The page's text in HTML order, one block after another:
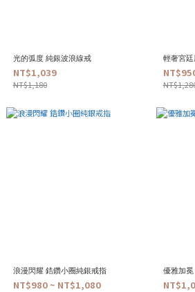
光的弧度 純銀波浪線戒
NT$1,039
NT$1,180
輕奢宮
浪漫閃耀 鋯鑽小圈純銀戒指
NT$980 ~ NT$1,080
優雅加